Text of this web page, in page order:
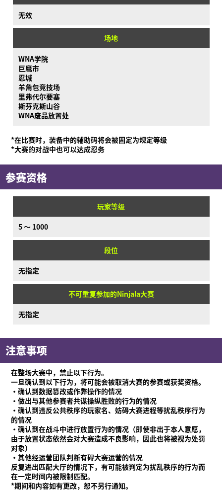
无效
场地
WNA学院
巨鹰市
忍城
羊角包竞技场
里弗代尔要塞
斯芬克斯山谷
WNA废品放置处
*在比赛时，装备中的辅助码将会被固定为规定等级
*大赛的对战中也可以达成忍务
参赛资格
玩家等级
5 ～ 1000
段位
无指定
不可重复参加的Ninjala大赛
无指定
注意事项
在整场大赛中，禁止以下行为。
一旦确认到以下行为，将可能会被取消大赛的参赛或获奖资格。
·确认到数据篡改或作弊操作的情况
·做出与其他参赛者共谋操纵胜败的行为的情况
·确认到违反公共秩序的玩家名、妨碍大赛进程等扰乱秩序行为
的情况
·确认到在战斗中进行放置行为的情况（即使非出于本人意愿，
由于放置状态依然会对大赛造成不良影响，因此也将被视为处罚
对象）
·其他经运营团队判断有碍大赛运营的情况
反复进出匹配大厅的情况下，有可能被判定为扰乱秩序的行为而
在一定时间内被限制匹配。
*期间和内容如有更改，恕不另行通知。